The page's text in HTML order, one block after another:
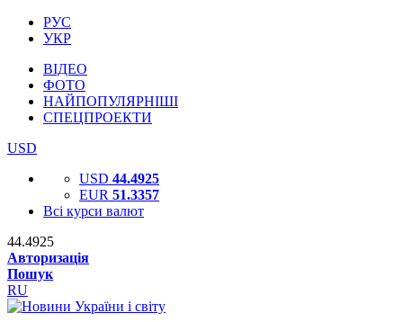
РУС
УКР
ВІДЕО
ФОТО
НАЙПОПУЛЯРНІШІ
СПЕЦПРОЕКТИ
USD
USD 44.4925
EUR 51.3357
Всі курси валют
44.4925
Авторизація
Пошук
RU